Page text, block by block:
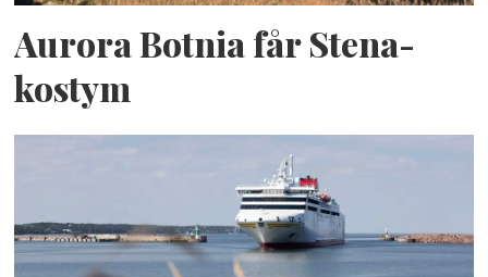
Aurora Botnia får Stena-
kostym